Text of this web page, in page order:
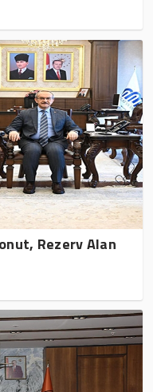
Rezerv Alan